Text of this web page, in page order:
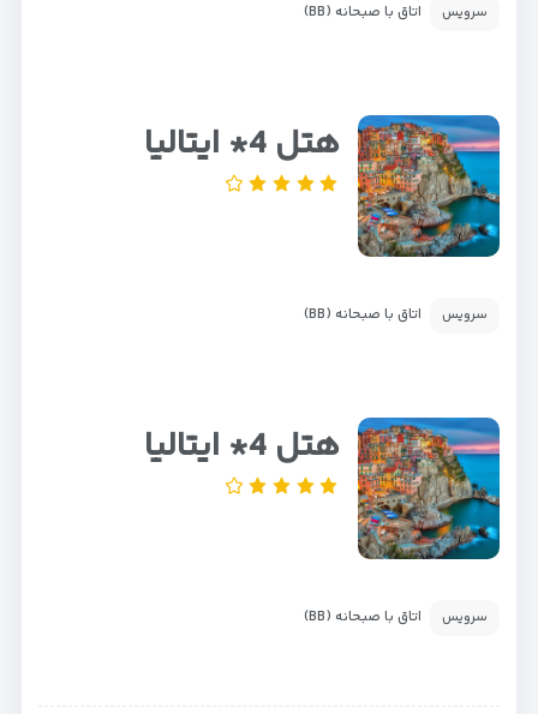
سرویس اتاق با صبحانه (BB)
هتل 4* ایتالیا
سرویس اتاق با صبحانه (BB)
هتل 4* ایتالیا
سرویس اتاق با صبحانه (BB)